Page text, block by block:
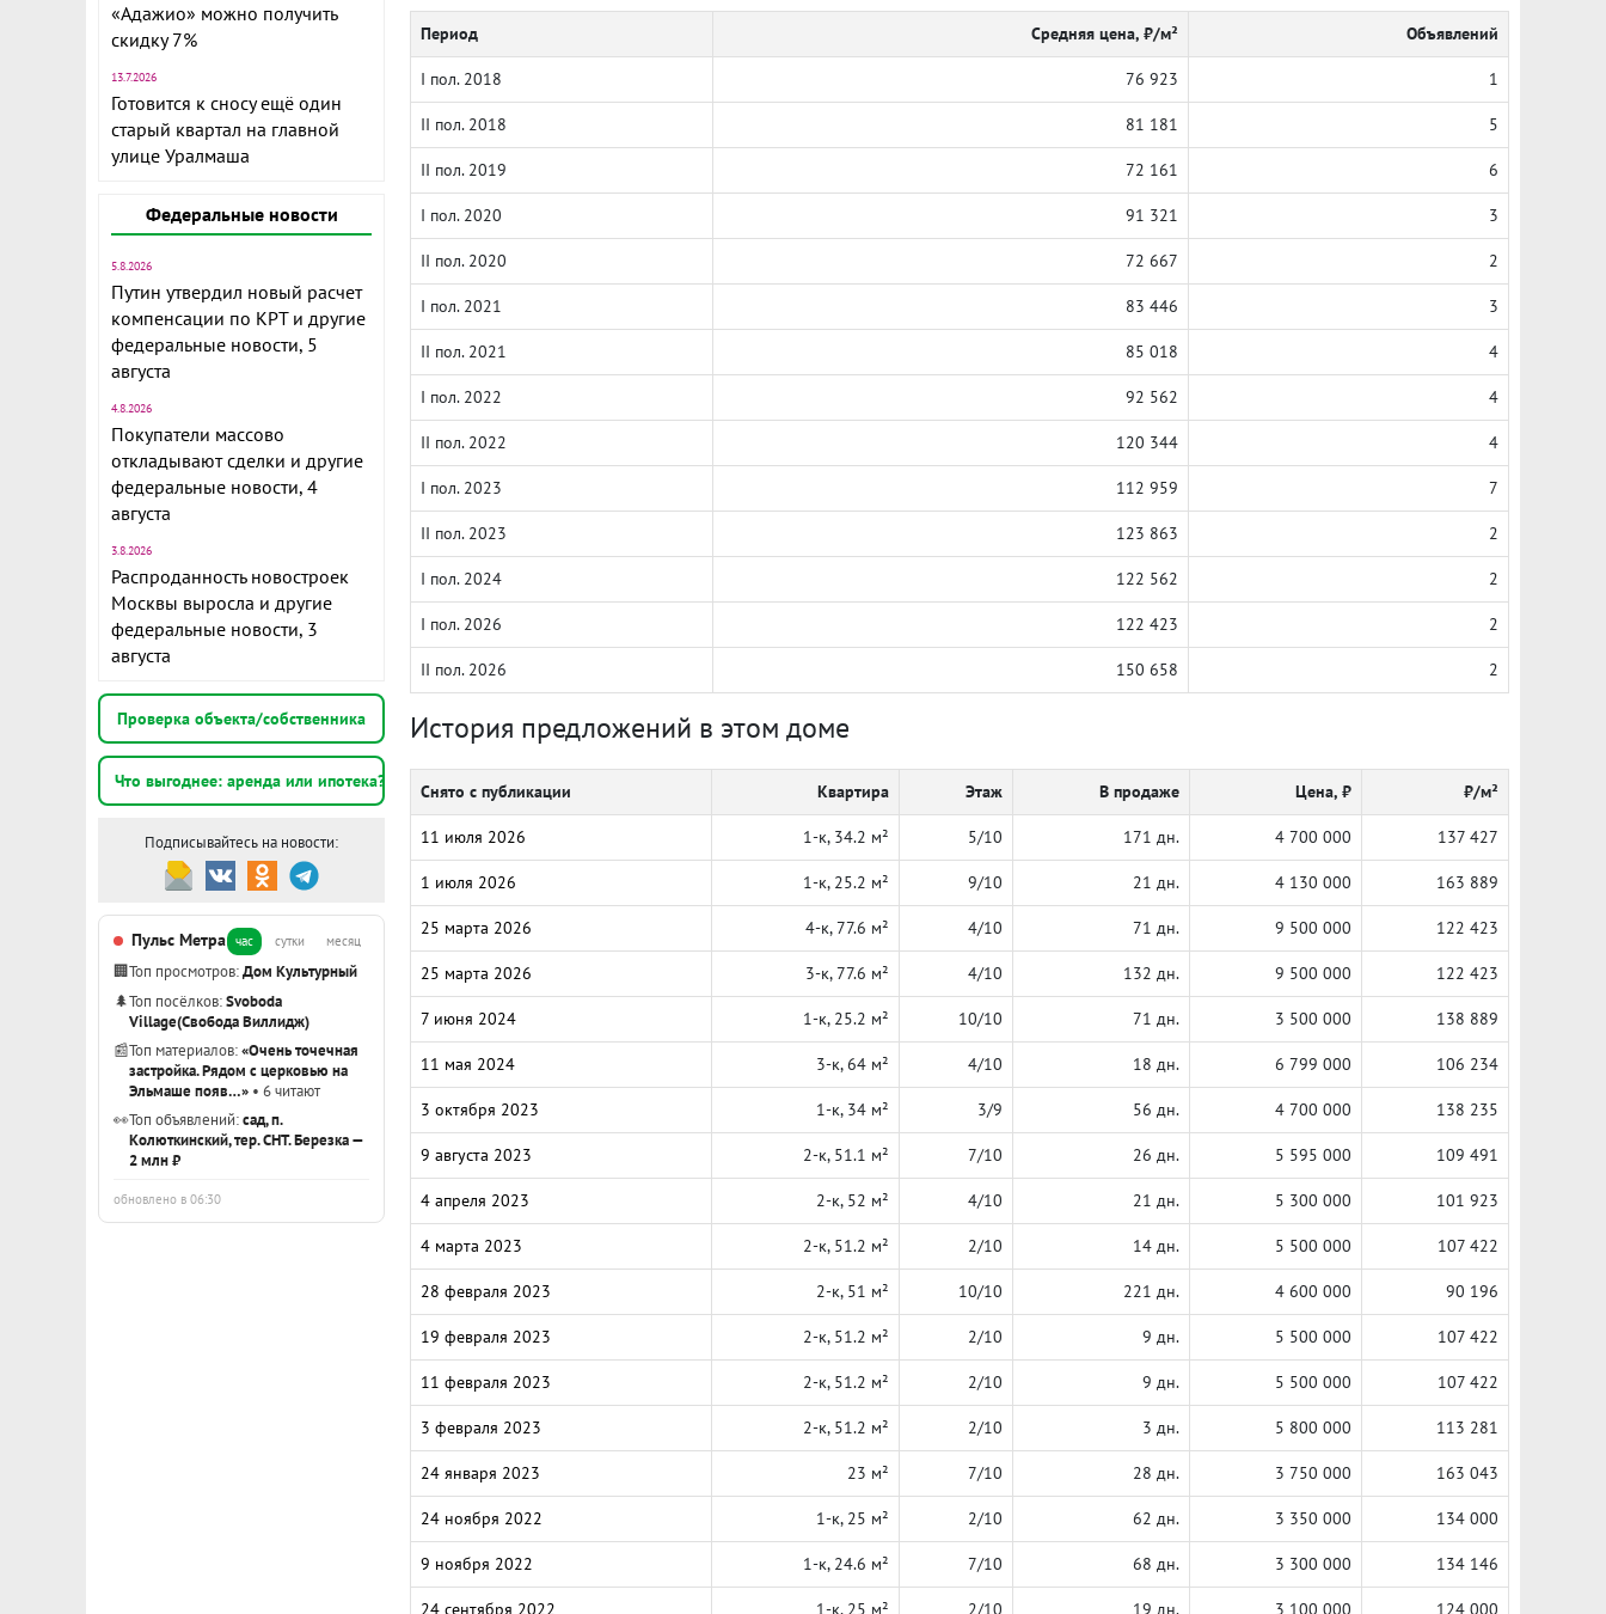
«Адажио» можно получить
скидку 7%
13.7.2026
Готовится к сносу ещё один
старый квартал на главной
улице Уралмаша
Федеральные новости
5.8.2026
Путин утвердил новый расчет
компенсации по КРТ и другие
федеральные новости, 5
августа
4.8.2026
Покупатели массово
откладывают сделки и другие
федеральные новости, 4
августа
3.8.2026
Распроданность новостроек
Москвы выросла и другие
федеральные новости, 3
августа
Проверка объекта/собственника
Что выгоднее: аренда или ипотека?
Подписывайтесь на новости:
Пульс Метра час сутки месяц
🏢Топ просмотров:Дом Культурный
🌲Топ посёлков:Svoboda
Village(Свобода Виллидж)
📰Топ материалов:«Очень точечная
застройка. Рядом с церковью на
Эльмаше появ…» • 6 читают
👀Топ объявлений:сад, п.
Колюткинский, тер. СНТ. Березка —
2 млн ₽
обновлено в 06:30
Период Средняя цена, ₽/м² Объявлений
I пол. 2018 76 923 1
II пол. 2018 81 181 5
II пол. 2019 72 161 6
I пол. 2020 91 321 3
II пол. 2020 72 667 2
I пол. 2021 83 446 3
II пол. 2021 85 018 4
I пол. 2022 92 562 4
II пол. 2022 120 344 4
I пол. 2023 112 959 7
II пол. 2023 123 863 2
I пол. 2024 122 562 2
I пол. 2026 122 423 2
II пол. 2026 150 658 2
История предложений в этом доме
Снято с публикации Квартира Этаж В продаже Цена, ₽ ₽/м²
11 июля 2026 1-к, 34.2 м² 5/10 171 дн. 4 700 000 137 427
1 июля 2026 1-к, 25.2 м² 9/10 21 дн. 4 130 000 163 889
25 марта 2026 4-к, 77.6 м² 4/10 71 дн. 9 500 000 122 423
25 марта 2026 3-к, 77.6 м² 4/10 132 дн. 9 500 000 122 423
7 июня 2024 1-к, 25.2 м² 10/10 71 дн. 3 500 000 138 889
11 мая 2024 3-к, 64 м² 4/10 18 дн. 6 799 000 106 234
3 октября 2023 1-к, 34 м² 3/9 56 дн. 4 700 000 138 235
9 августа 2023 2-к, 51.1 м² 7/10 26 дн. 5 595 000 109 491
4 апреля 2023 2-к, 52 м² 4/10 21 дн. 5 300 000 101 923
4 марта 2023 2-к, 51.2 м² 2/10 14 дн. 5 500 000 107 422
28 февраля 2023 2-к, 51 м² 10/10 221 дн. 4 600 000 90 196
19 февраля 2023 2-к, 51.2 м² 2/10 9 дн. 5 500 000 107 422
11 февраля 2023 2-к, 51.2 м² 2/10 9 дн. 5 500 000 107 422
3 февраля 2023 2-к, 51.2 м² 2/10 3 дн. 5 800 000 113 281
24 января 2023 23 м² 7/10 28 дн. 3 750 000 163 043
24 ноября 2022 1-к, 25 м² 2/10 62 дн. 3 350 000 134 000
9 ноября 2022 1-к, 24.6 м² 7/10 68 дн. 3 300 000 134 146
24 сентября 2022 1-к, 25 м² 2/10 19 дн. 3 100 000 124 000